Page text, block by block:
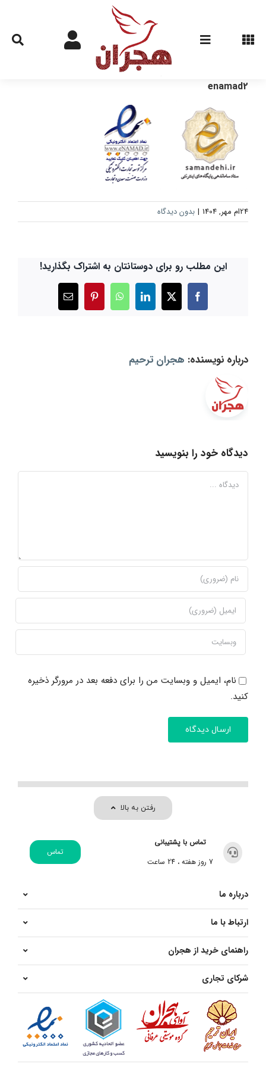
content
enamad2
24ام مهر, 1404 | بدون دیدگاه
این مطلب رو برای دوستانتان به اشتراک بگذارید!
Facebook
X
LinkedIn
WhatsApp
Pinterest
درباره نویسنده: هجران ترحیم
دیدگاه خود را بنویسید
دیدگاه
نام، ایمیل و وبسایت من را برای دفعه بعد در مرورگر ذخیره
کنید.
رفتن به بالا
تماس با پشتیبانی
7 روز هفته ، 24 ساعت
تماس
درباره ما
ارتباط با ما
راهنمای خرید از هجران
شرکای تجاری